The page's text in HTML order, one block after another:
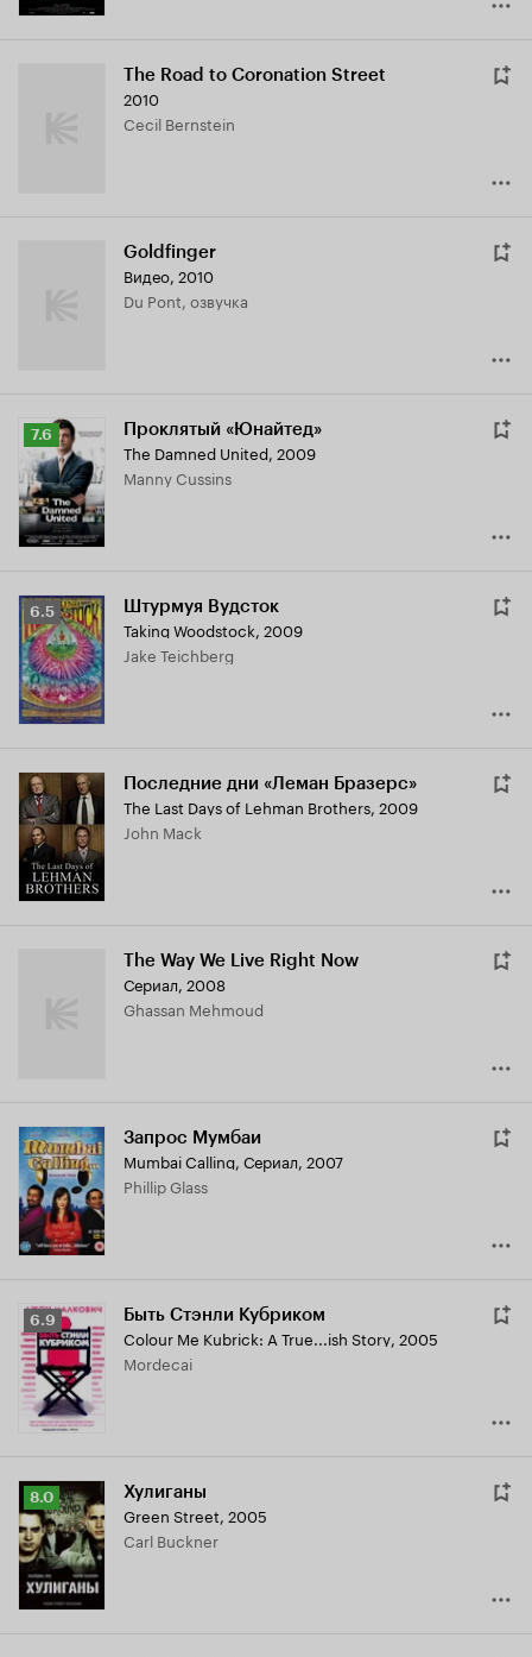
The Road to Coronation Street
2010
Cecil Bernstein
Goldfinger
Видео, 2010
Du Pont, озвучка
Рейтинг
Кинопоиска
7.6
7.6 Проклятый «Юнайтед»
The Damned United, 2009
Manny Cussins
Рейтинг
Кинопоиска
6.5
6.5 Штурмуя Вудсток
Taking Woodstock, 2009
Jake Teichberg
Последние дни «Леман Бразерс»
The Last Days of Lehman Brothers, 2009
John Mack
The Way We Live Right Now
Сериал, 2008
Ghassan Mehmoud
Запрос Мумбаи
Mumbai Calling, Сериал, 2007
Phillip Glass
Рейтинг
Кинопоиска
6.9
6.9 Быть Стэнли Кубриком
Colour Me Kubrick: A True...ish Story, 2005
Mordecai
Рейтинг
Кинопоиска
8.0
8.0 Хулиганы
Green Street, 2005
Carl Buckner